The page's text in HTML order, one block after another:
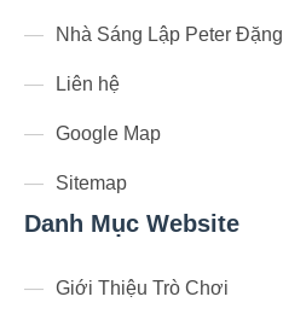
Nhà Sáng Lập Peter Đặng
Liên hệ
Google Map
Sitemap
Danh Mục Website
Giới Thiệu Trò Chơi